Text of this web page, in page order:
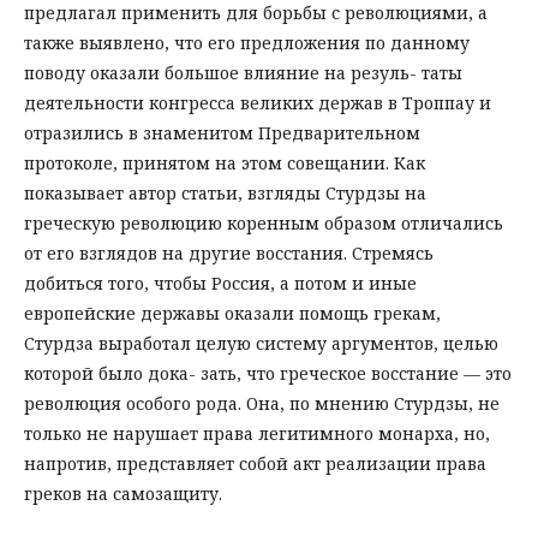
предлагал применить для борьбы с революциями, а
также выявлено, что его предложения по данному
поводу оказали большое влияние на резуль- таты
деятельности конгресса великих держав в Троппау и
отразились в знаменитом Предварительном
протоколе, принятом на этом совещании. Как
показывает автор статьи, взгляды Стурдзы на
греческую революцию коренным образом отличались
от его взглядов на другие восстания. Стремясь
добиться того, чтобы Россия, а потом и иные
европейские державы оказали помощь грекам,
Стурдза выработал целую систему аргументов, целью
которой было дока- зать, что греческое восстание — это
революция особого рода. Она, по мнению Стурдзы, не
только не нарушает права легитимного монарха, но,
напротив, представляет собой акт реализации права
греков на самозащиту.